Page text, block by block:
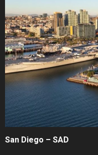
San Diego – SAD